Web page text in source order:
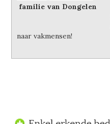
familie van Dongelen
naar vakmensen!